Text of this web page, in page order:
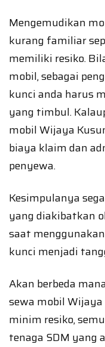
Mengemudikan
kurang familiar
memiliki resiko.
mobil, sebagai
kunci anda harus
yang timbul.
mobil Wijaya
biaya klaim dan
penyewa.
Kesimpulanya
yang diakibatkan
saat
kunci menjadi
Akan berbeda
sewa mobil
minim resiko,
tenaga SDM yang